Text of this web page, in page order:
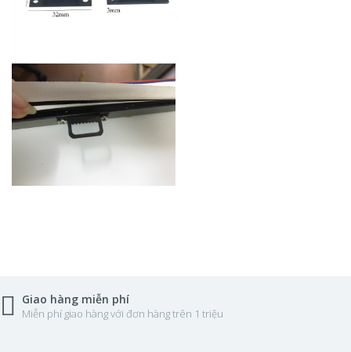
Giao hàng miễn phí
Miễn phí giao hàng với đơn hàng trên 1 triệu